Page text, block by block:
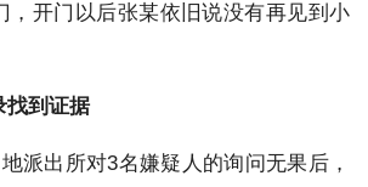
，开门以后张某依旧说没有再见到小
找到证据
派出所对3名嫌疑人的询问无果后，